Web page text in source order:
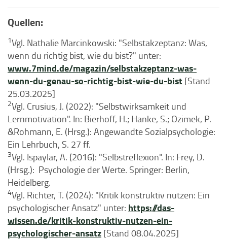
Quellen:
1Vgl. Nathalie Marcinkowski: "Selbstakzeptanz: Was,
wenn du richtig bist, wie du bist?" unter:
www.7mind.de/magazin/selbstakzeptanz-was-
wenn-du-genau-so-richtig-bist-wie-du-bist [Stand
25.03.2025]
2Vgl. Crusius, J. (2022): "Selbstwirksamkeit und
Lernmotivation". In: Bierhoff, H.; Hanke, S.; Ozimek, P.
&Rohmann, E. (Hrsg.): Angewandte Sozialpsychologie:
Ein Lehrbuch, S. 27 ff.
3Vgl. Ispaylar, A. (2016): "Selbstreflexion". In: Frey, D.
(Hrsg.): Psychologie der Werte. Springer: Berlin,
Heidelberg.
4Vgl. Richter, T. (2024): "Kritik konstruktiv nutzen: Ein
psychologischer Ansatz" unter: https://das-
wissen.de/kritik-konstruktiv-nutzen-ein-
psychologischer-ansatz [Stand 08.04.2025]